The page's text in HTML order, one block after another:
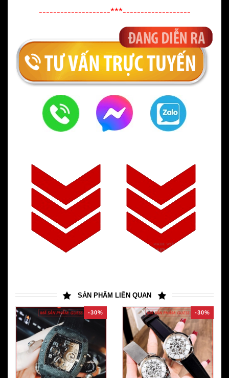
--------------------***-------------------
SẢN PHẨM LIÊN QUAN
-30% -30%